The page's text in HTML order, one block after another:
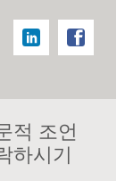
적 조언
하시기